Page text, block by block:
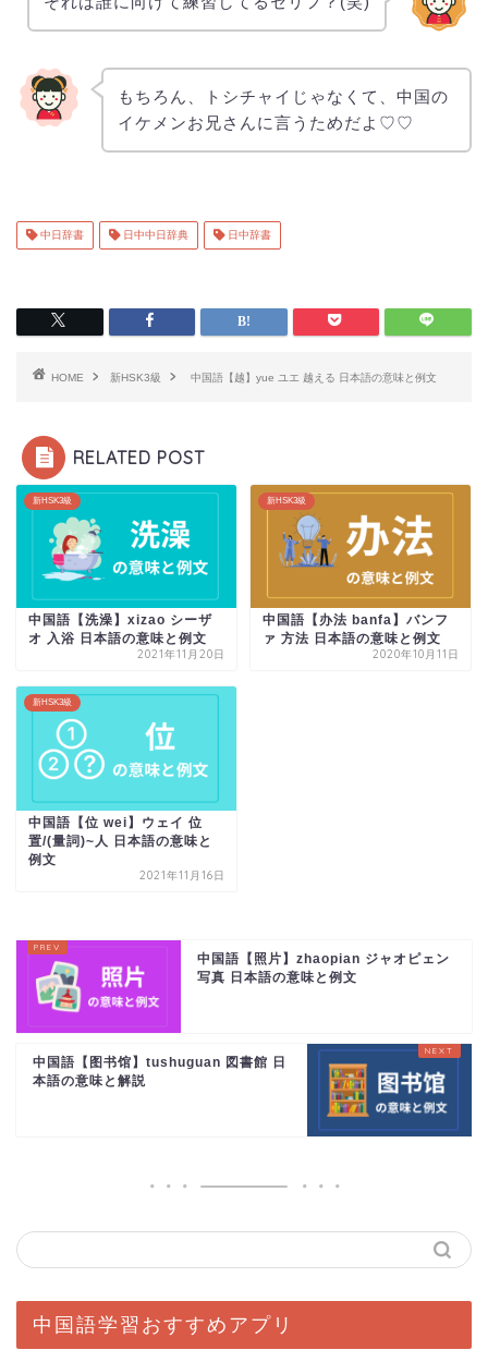
もちろん、トシチャイじゃなくて、中国の
イケメンお兄さんに言うためだよ♡♡
中日辞書 日中中日辞典 日中辞書
HOME 新HSK3級 中国語【越】yue ユエ 越える 日本語の意味と例文
RELATED POST
新HSK3級
中国語【洗澡】xizao シーザ
オ 入浴 日本語の意味と例文
2021年11月20日
新HSK3級
中国語【办法 banfa】バンフ
ァ 方法 日本語の意味と例文
2020年10月11日
新HSK3級
中国語【位 wei】ウェイ 位
置/(量詞)~人 日本語の意味と
例文
2021年11月16日
中国語【照片】zhaopian ジャオピェン
写真 日本語の意味と例文
中国語【图书馆】tushuguan 図書館 日
本語の意味と解説
中国語学習おすすめアプリ